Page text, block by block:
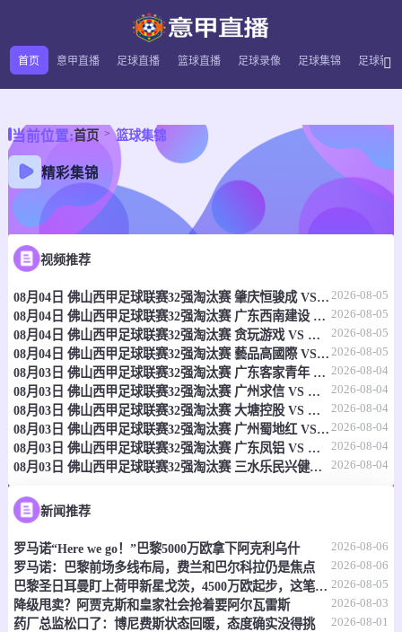
首页 意甲直播 足球直播 篮球直播 足球录像 足球集锦 足球新闻
当前位置:首页 篮球集锦
精彩集锦
视频推荐
08月04日 佛山西甲足球联赛32强淘汰赛 肇庆恒骏成 VS 三七互娱 全场录像 2026-08-05
08月04日 佛山西甲足球联赛32强淘汰赛 广东西南建设 VS 香港圣徒 全场录像 2026-08-05
08月04日 佛山西甲足球联赛32强淘汰赛 贪玩游戏 VS 美的薪火 全场录像 2026-08-05
08月04日 佛山西甲足球联赛32强淘汰赛 藝品高國際 VS 湛江狂狼·粵辉能源 全场录像 2026-08-05
08月03日 佛山西甲足球联赛32强淘汰赛 广东客家青年 VS 广州英华思力U17 全场录像 2026-08-04
08月03日 佛山西甲足球联赛32强淘汰赛 广州求信 VS 顺德新青年 全场录像 2026-08-04
08月03日 佛山西甲足球联赛32强淘汰赛 大塘控股 VS 茂名市点都得 全场录像 2026-08-04
08月03日 佛山西甲足球联赛32强淘汰赛 广州蜀地红 VS 广州戴拿模 全场录像 2026-08-04
08月03日 佛山西甲足球联赛32强淘汰赛 广东凤铝 VS 湛江八部科技 全场录像 2026-08-04
08月03日 佛山西甲足球联赛32强淘汰赛 三水乐民兴健力宝 VS 中国澳门澳科精英 全场录像 2026-08-04
新闻推荐
罗马诺“Here we go！”巴黎5000万欧拿下阿克利乌什 2026-08-06
罗马诺：巴黎前场多线布局，费兰和巴尔科拉仍是焦点 2026-08-06
巴黎圣日耳曼盯上荷甲新星戈茨，4500万欧起步，这笔买卖值不值？ 2026-08-05
降级甩卖？阿贾克斯和皇家社会抢着要阿尔瓦雷斯 2026-08-03
药厂总监松口了：博尼费斯状态回暖，态度确实没得挑 2026-08-01